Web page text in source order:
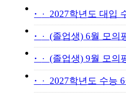
· 2027학년도 대입 수
· (졸업생) 6월 모의평
· (졸업생) 9월 모의평
· 2027학년도 수능